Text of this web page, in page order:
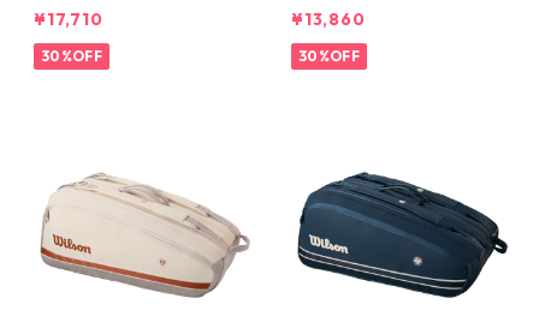
¥17,710
30%OFF
¥13,860
30%OFF